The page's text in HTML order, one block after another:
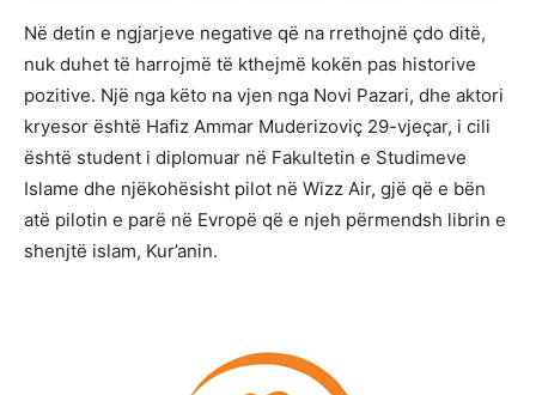
Në detin e ngjarjeve negative që na rrethojnë çdo ditë,
nuk duhet të harrojmë të kthejmë kokën pas historive
pozitive. Një nga këto na vjen nga Novi Pazari, dhe aktori
kryesor është Hafiz Ammar Muderizoviç 29-vjeçar, i cili
është student i diplomuar në Fakultetin e Studimeve
Islame dhe njëkohësisht pilot në Wizz Air, gjë që e bën
atë pilotin e parë në Evropë që e njeh përmendsh librin e
shenjtë islam, Kur’anin.